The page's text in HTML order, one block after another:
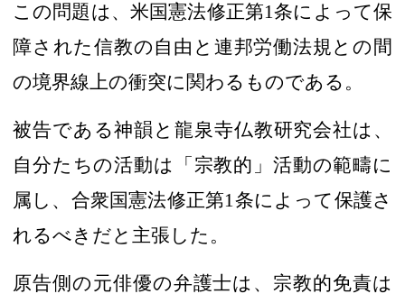
この問題は、 米国憲法修正第1条によって保
障された信教の自由 と連邦労働法規との間
の境界線上の衝突に関わるものである 。
被告である神韻と龍泉寺仏教研究会社は、
自分たちの活動は
「 宗教的 」 活動の範疇に
属し、 合衆国憲法修正第1条によって保護さ
れるべきだと主張した 。
原告側の元俳優の弁護士は、宗教的免責は